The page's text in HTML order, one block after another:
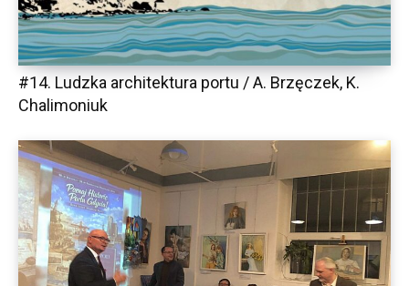
#14. Ludzka architektura portu / A. Brzęczek, K.
Chalimoniuk